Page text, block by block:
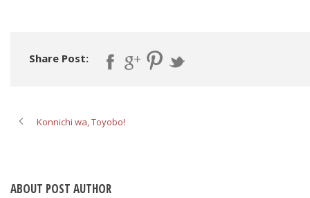
Share Post:
Konnichi wa, Toyobo!
ABOUT POST AUTHOR